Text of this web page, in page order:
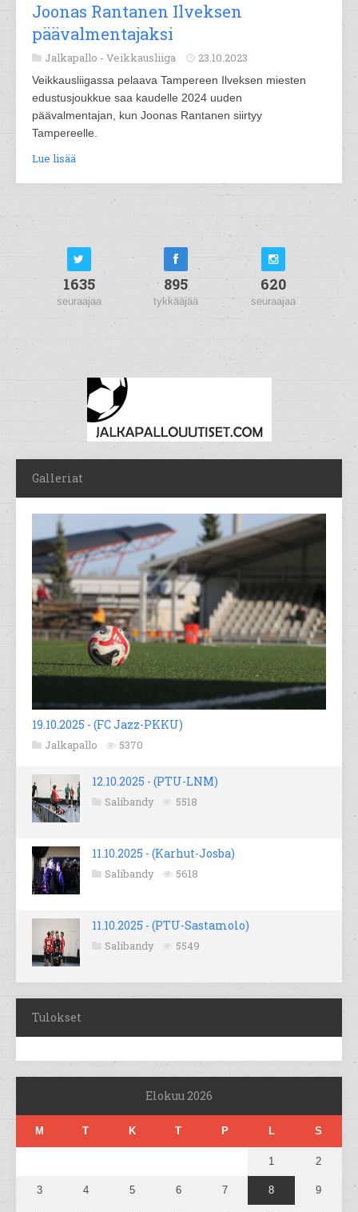
Joonas Rantanen Ilveksen
päävalmentajaksi
Jalkapallo - Veikkausliiga 23.10.2023
Veikkausliigassa pelaava Tampereen Ilveksen miesten
edustusjoukkue saa kaudelle 2024 uuden
päävalmentajan, kun Joonas Rantanen siirtyy
Tampereelle.
Lue lisää
1635
seuraajaa
895
tykkääjää
620
seuraajaa
Galleriat
19.10.2025 - (FC Jazz-PKKU)
Jalkapallo 5370
12.10.2025 - (PTU-LNM)
Salibandy 5518
11.10.2025 - (Karhut-Josba)
Salibandy 5618
11.10.2025 - (PTU-Sastamolo)
Salibandy 5549
Tulokset
Elokuu 2026
M T K T P L S
1 2
3 4 5 6 7 8 9